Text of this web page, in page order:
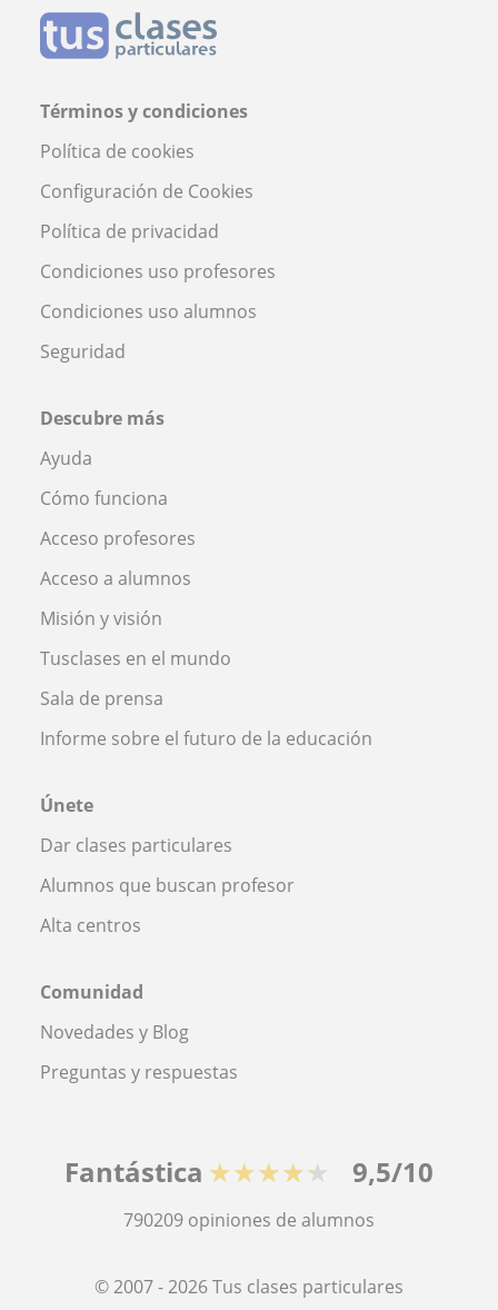
Términos y condiciones
Política de cookies
Configuración de Cookies
Política de privacidad
Condiciones uso profesores
Condiciones uso alumnos
Seguridad
Descubre más
Ayuda
Cómo funciona
Acceso profesores
Acceso a alumnos
Misión y visión
Tusclases en el mundo
Sala de prensa
Informe sobre el futuro de la educación
Únete
Dar clases particulares
Alumnos que buscan profesor
Alta centros
Comunidad
Novedades y Blog
Preguntas y respuestas
Fantástica ★★★★★ 9,5/10
790209 opiniones de alumnos
© 2007 - 2026 Tus clases particulares